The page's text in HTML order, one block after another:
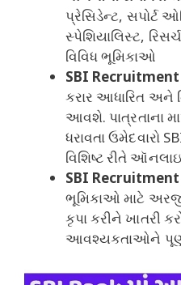
પ્રેસિડેન્ટ, સપોર્ટ
સ્પેશિયાલિસ્ટ,
વિવિધ ભૂમિકાઓ
SBI Recruitment
કરાર આધારિત અને
આવશે. પાત્રતાના
ધરાવતા ઉમેદવારો
વિશિષ્ટ રીતે
SBI Recruitment
ભૂમિકાઓ માટે અરજી
કૃપા કરીને ખાતરી
આવશ્યકતાઓને પૂર્ણ